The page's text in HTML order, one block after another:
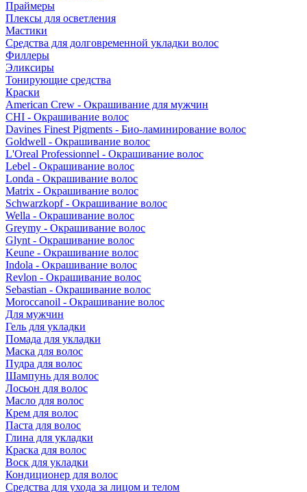
Праймеры
Плексы для осветления
Мастики
Средства для долговременной укладки волос
Филлеры
Эликсиры
Тонирующие средства
Краски
American Crew - Окрашивание для мужчин
CHI - Окрашивание волос
Davines Finest Pigments - Био-ламинирование волос
Goldwell - Окрашивание волос
L'Oreal Professionnel - Окрашивание волос
Lebel - Окрашивание волос
Londa - Окрашивание волос
Matrix - Окрашивание волос
Schwarzkopf - Окрашивание волос
Wella - Окрашивание волос
Greymy - Окрашивание волос
Glynt - Окрашивание волос
Keune - Окрашивание волос
Indola - Окрашивание волос
Revlon - Окрашивание волос
Sebastian - Окрашивание волос
Moroccanoil - Окрашивание волос
Для мужчин
Гель для укладки
Помада для укладки
Маска для волос
Пудра для волос
Шампунь для волос
Лосьон для волос
Масло для волос
Крем для волос
Паста для волос
Глина для укладки
Краска для волос
Воск для укладки
Кондиционер для волос
Средства для ухода за лицом и телом